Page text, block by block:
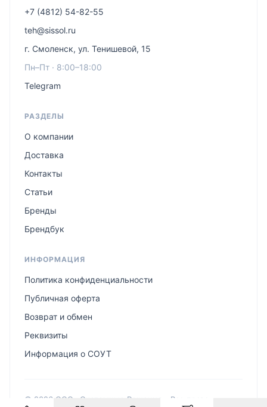
+7 (4812) 54-82-55
teh@sissol.ru
г. Смоленск, ул. Тенишевой, 15
Пн–Пт · 8:00–18:00
Telegram
РАЗДЕЛЫ
О компании
Доставка
Контакты
Статьи
Бренды
Брендбук
ИНФОРМАЦИЯ
Политика конфиденциальности
Публичная оферта
Возврат и обмен
Реквизиты
Информация о СОУТ
© 2026 ООО «Системные Решения». Все права